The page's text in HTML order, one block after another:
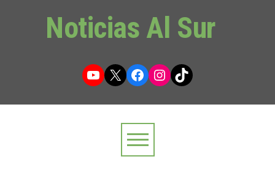
Noticias Al Sur
YouTube
X Facebook
Instagram
TikTok